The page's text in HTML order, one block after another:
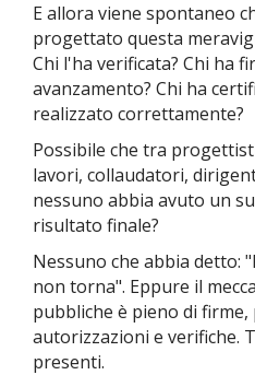
E allora viene spontaneo
progettato questa
Chi l'ha verificata? Chi ha
avanzamento? Chi ha
realizzato correttamente?
Possibile che tra
lavori, collaudatori,
nessuno abbia avuto un
risultato finale?
Nessuno che abbia detto:
non torna". Eppure il
pubbliche è pieno di
autorizzazioni e verifiche.
presenti.